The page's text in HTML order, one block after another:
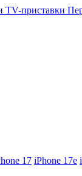
TV-приставки
17 iPhone 17e